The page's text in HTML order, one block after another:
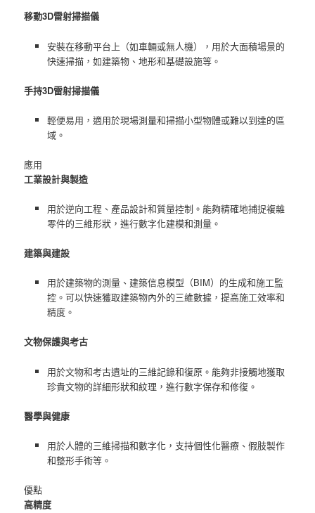
移動3D雷射掃描儀
安裝在移動平台上（如車輛或無人機），用於大面積場景的
快速掃描，如建築物、地形和基礎設施等。
手持3D雷射掃描儀
輕便易用，適用於現場測量和掃描小型物體或難以到達的區
域。
應用
工業設計與製造
用於逆向工程、產品設計和質量控制。能夠精確地捕捉複雜
零件的三維形狀，進行數字化建模和測量。
建築與建設
用於建築物的測量、建築信息模型（BIM）的生成和施工監
控。可以快速獲取建築物內外的三維數據，提高施工效率和
精度。
文物保護與考古
用於文物和考古遺址的三維記錄和復原。能夠非接觸地獲取
珍貴文物的詳細形狀和紋理，進行數字保存和修復。
醫學與健康
用於人體的三維掃描和數字化，支持個性化醫療、假肢製作
和整形手術等。
優點
高精度